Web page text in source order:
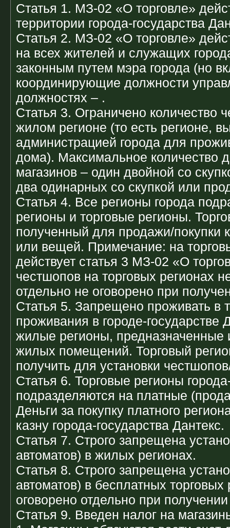
Статья 1. МЗ-02 «О торговле»
территории города-государства
Статья 2. МЗ-02 «О торговле»
на всех жителей и служащих
законным путем мэра города (но
координирующие должности
должностях – .
Статья 3. Ограничено количество
жилом регионе (то есть регионе,
администрацией города для
дома). Максимальное количество
магазинов – один двойной со
два одинарных со скупкой или
Статья 4. Все регионы города
регионы и торговые регионы.
полученный для продажи/покупки
или вещей. Примечание: на
действует статья 3 МЗ-02 «О
честшопов на торговых регионах
отдельно не оговорено при
Статья 5. Запрещено проживать в
проживания в городе-государстве
жилые регионы, предназначенные
жилых помещений. Торговый
получить для установки
Статья 6. Торговые регионы
подразделяются на платные
Деньги за покупку платного
казну города-государства Дантекс.
Статья 7. Строго запрещена
автоматов) в жилых регионах.
Статья 8. Строго запрещена
автоматов) в бесплатных торговых
оговорено отдельно при получении
Статья 9. Введен налог на